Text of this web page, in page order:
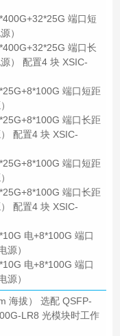
端口短
）
端口长
） 配置4 块 XSIC-
端口短距
端口长距
配置4 块 XSIC-
端口短距
端口长距
配置4 块 XSIC-
电+8*100G 端口
源）
电+8*100G 端口
源）
海拔） 选配 QSFP-
LR8 光模块时工作